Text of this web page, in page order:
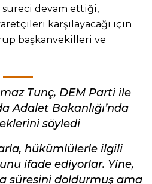
süreci devam ettiği,
karşılayacağı için
başkanvekilleri ve
Tunç, DEM Parti ile
Adalet Bakanlığı’nda
söyledi
hükümlülerle ilgili
ifade ediyorlar. Yine,
süresini doldurmuş ama